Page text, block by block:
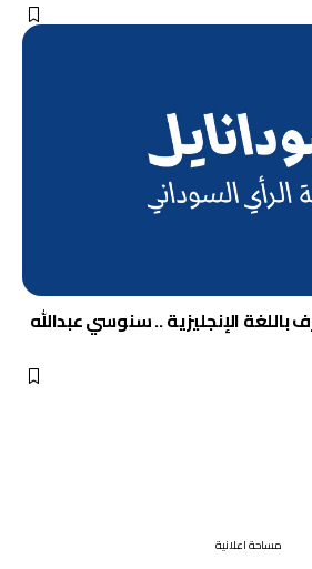
باللغة الإنجليزية .. سنوسي عبدالله
مساحة اعلانية